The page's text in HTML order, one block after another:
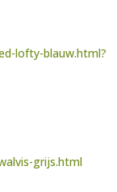
lofty-blauw.html?
grijs.html